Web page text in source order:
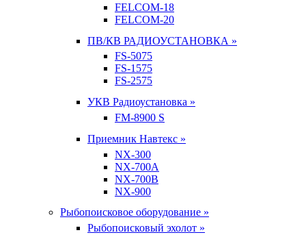
FELCOM-18
FELCOM-20
ПВ/КВ РАДИОУСТАНОВКА »
FS-5075
FS-1575
FS-2575
УКВ Радиоустановка »
FM-8900 S
Приемник Навтекс »
NX-300
NX-700A
NX-700B
NX-900
Рыбопоисковое оборудование »
Рыбопоисковый эхолот »